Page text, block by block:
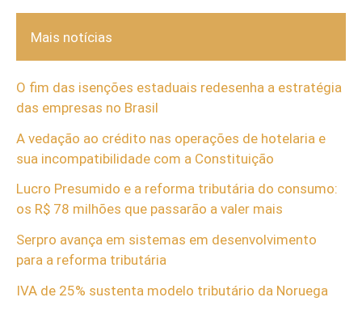
Mais notícias
O fim das isenções estaduais redesenha a estratégia
das empresas no Brasil
A vedação ao crédito nas operações de hotelaria e
sua incompatibilidade com a Constituição
Lucro Presumido e a reforma tributária do consumo:
os R$ 78 milhões que passarão a valer mais
Serpro avança em sistemas em desenvolvimento
para a reforma tributária
IVA de 25% sustenta modelo tributário da Noruega